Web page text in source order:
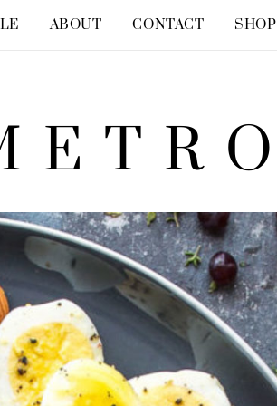
ABOUT CONTACT SHOP